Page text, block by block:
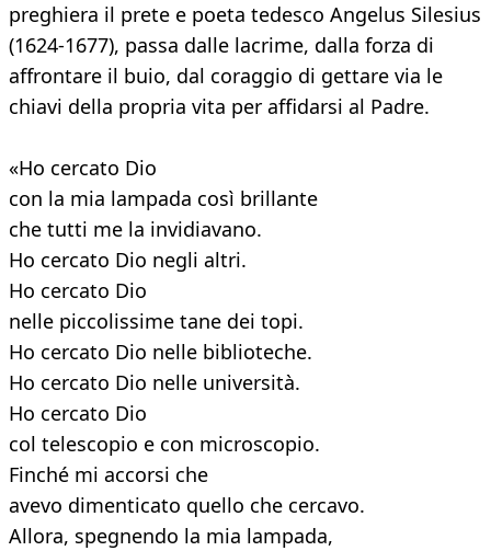
preghiera il prete e poeta tedesco Angelus Silesius
(1624-1677), passa dalle lacrime, dalla forza di
affrontare il buio, dal coraggio di gettare via le
chiavi della propria vita per affidarsi al Padre.
«Ho cercato Dio
con la mia lampada così brillante
che tutti me la invidiavano.
Ho cercato Dio negli altri.
Ho cercato Dio
nelle piccolissime tane dei topi.
Ho cercato Dio nelle biblioteche.
Ho cercato Dio nelle università.
Ho cercato Dio
col telescopio e con microscopio.
Finché mi accorsi che
avevo dimenticato quello che cercavo.
Allora, spegnendo la mia lampada,